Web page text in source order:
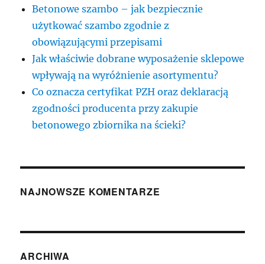
Betonowe szambo – jak bezpiecznie
użytkować szambo zgodnie z
obowiązującymi przepisami
Jak właściwie dobrane wyposażenie sklepowe
wpływają na wyróżnienie asortymentu?
Co oznacza certyfikat PZH oraz deklaracją
zgodności producenta przy zakupie
betonowego zbiornika na ścieki?
NAJNOWSZE KOMENTARZE
ARCHIWA